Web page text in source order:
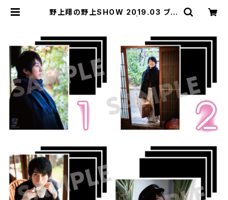
野上翔の野上SHOW 2019.03 ブロ